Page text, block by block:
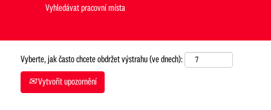
Vyberte, jak často chcete obdržet výstrahu (ve dnech):
Vytvořit upozornění